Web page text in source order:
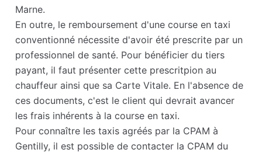
Marne.
En outre, le remboursement d'une course en taxi
conventionné nécessite d'avoir été prescrite par un
professionnel de santé. Pour bénéficier du tiers
payant, il faut présenter cette prescritpion au
chauffeur ainsi que sa Carte Vitale. En l'absence de
ces documents, c'est le client qui devrait avancer
les frais inhérents à la course en taxi.
Pour connaître les taxis agréés par la CPAM à
Gentilly, il est possible de contacter la CPAM du